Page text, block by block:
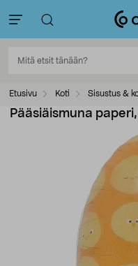
Etusivu Koti Sisustus &
Pääsiäismuna